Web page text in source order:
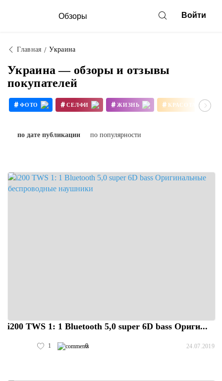
Обзоры Войти
Главная Украина
Украина — обзоры и отзывы
покупателей
# ФОТО # СЕЛФИ # ЖИЗНЬ # КРАСОТА
по дате публикации по популярности
i200 TWS 1: 1 Bluetooth 5,0 super 6D bass Ориги...
1 0 24.07.2019